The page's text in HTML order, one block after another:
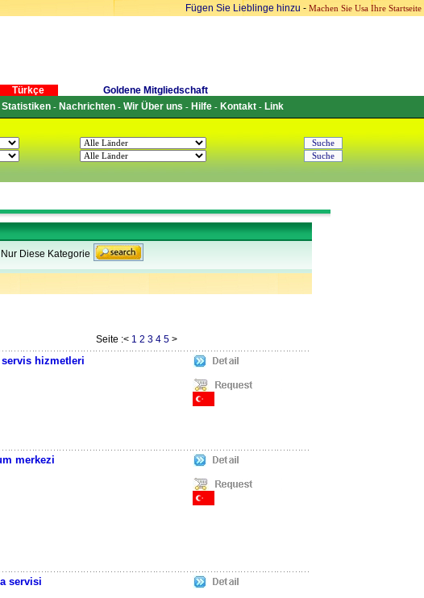
Fügen Sie Lieblinge hinzu - Machen Sie Usa Ihre Startseite
Türkçe Goldene Mitgliedschaft
Statistiken- Nachrichten- Wir Über uns - Hilfe- Kontakt- Link
Nur Diese Kategorie
Seite :< 1 2 3 4 5>
hizmetleri
merkezi
servisi